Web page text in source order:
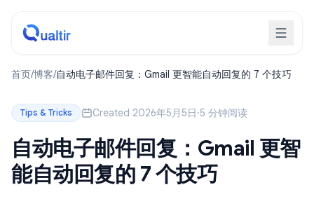
首页/博客/自动电子邮件回复：Gmail 更智能自动回复的 7 个技巧
Tips & Tricks Created 2026年5月5日·5 分钟阅读
自动电子邮件回复：Gmail 更智
能自动回复的 7 个技巧